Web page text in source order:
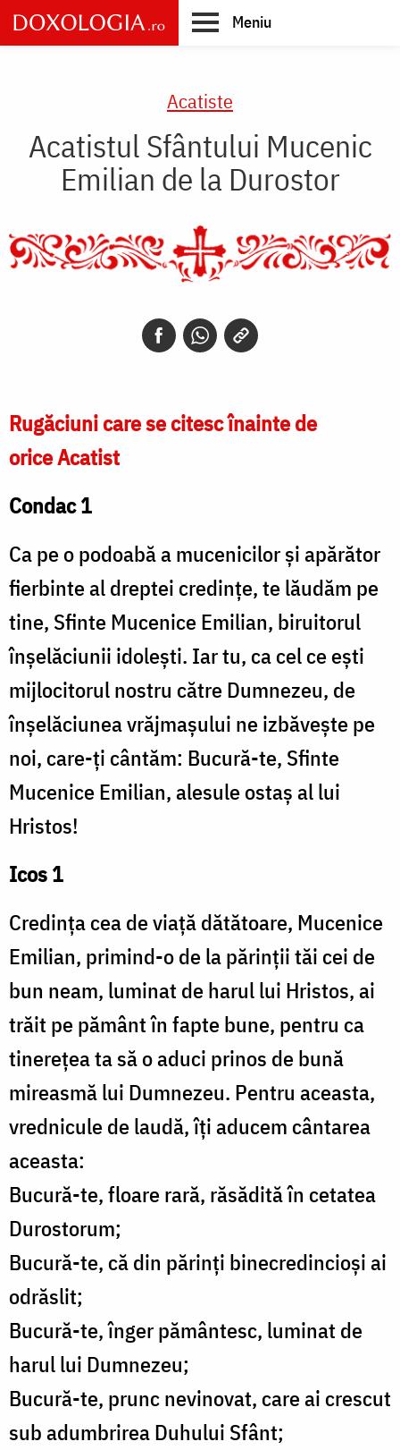
Skip
to
main
Meniu
Acatiste
Acatistul Sfântului Mucenic
Emilian de la Durostor
Rugăciuni care se citesc înainte de
orice Acatist
Condac 1
Ca pe o podoabă a mucenicilor și apărător
fierbinte al dreptei credințe, te lăudăm pe
tine, Sfinte Mucenice Emilian, biruitorul
înșelăciunii idolești. Iar tu, ca cel ce ești
mijlocitorul nostru către Dumnezeu, de
înșelăciunea vrăjmașului ne izbăvește pe
noi, care-ți cântăm: Bucură-te, Sfinte
Mucenice Emilian, alesule ostaș al lui
Hristos!
Icos 1
Credința cea de viață dătătoare, Mucenice
Emilian, primind-o de la părinții tăi cei de
bun neam, luminat de harul lui Hristos, ai
trăit pe pământ în fapte bune, pentru ca
tinerețea ta să o aduci prinos de bună
mireasmă lui Dumnezeu. Pentru aceasta,
vrednicule de laudă, îți aducem cântarea
aceasta:
Bucură-te, floare rară, răsădită în cetatea
Durostorum;
Bucură-te, că din părinți binecredincioși ai
odrăslit;
Bucură-te, înger pământesc, luminat de
harul lui Dumnezeu;
Bucură-te, prunc nevinovat, care ai crescut
sub adumbrirea Duhului Sfânt;